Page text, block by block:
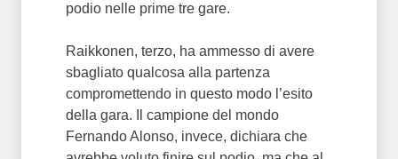
podio nelle prime tre gare.
Raikkonen, terzo, ha ammesso di avere
sbagliato qualcosa alla partenza
compromettendo in questo modo l’esito
della gara. Il campione del mondo
Fernando Alonso, invece, dichiara che